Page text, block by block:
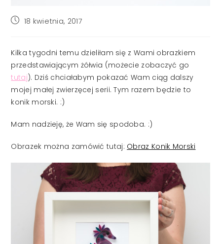
Post18 kwietnia, 2017
Kilka tygodni temu dzieliłam się z Wami obrazkiem
przedstawiającym żółwia (możecie zobaczyć go
tutaj). Dziś chciałabym pokazać Wam ciąg dalszy
mojej małej zwierzęcej serii. Tym razem będzie to
konik morski. :)
Mam nadzieję, że Wam się spodoba. :)
Obrazek można zamówić tutaj: Obraz Konik Morski